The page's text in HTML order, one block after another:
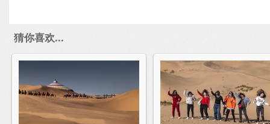
猜你喜欢...